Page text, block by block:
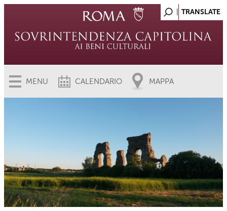
MENU CALENDARIO MAPPA